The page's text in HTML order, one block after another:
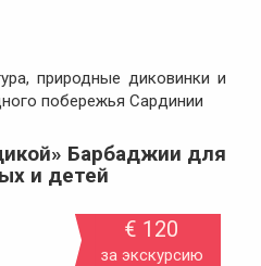
природные диковинки и
побережья Сардинии
Барбаджии для
и детей
€ 120
за экскурсию